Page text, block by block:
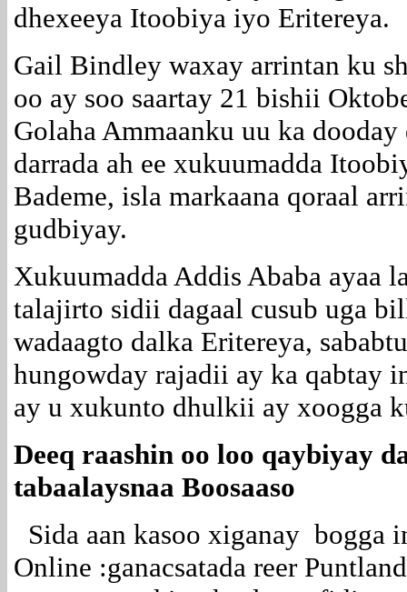
dhexeeya Itoobiya iyo Eritereya.
Gail Bindley waxay arrintan ku
oo ay soo saartay 21 bishii
Golaha Ammaanku uu ka dooday
darrada ah ee xukuumadda
Bademe, isla markaana qoraal
gudbiyay.
Xukuumadda Addis Ababa ayaa
talajirto sidii dagaal cusub uga
wadaagto dalka Eritereya,
hungowday rajadii ay ka qabtay
ay u xukunto dhulkii ay xoogga
Deeq raashin oo loo qaybiyay
tabaalaysnaa Boosaaso
Sida aan kasoo xiganay bogga
Online :ganacsatada reer